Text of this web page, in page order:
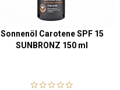
Sonnenöl Carotene SPF 15
SUNBRONZ 150 ml